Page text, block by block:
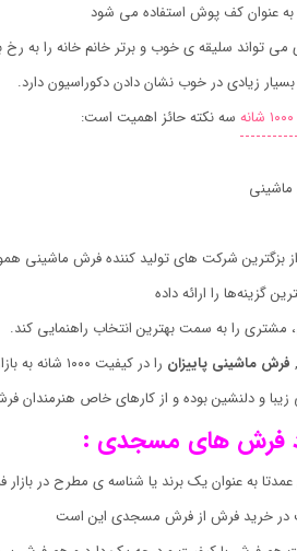
به عنوان کف پوش استفاده می شود
می تواند سلیقه ی خوب و برتر خانم خانه را به
زیادی در خوب نشان دادن دکوراسیون دارد.
سه نکته حائز اهمیت است:
شرکت های تولید کننده فرش ماشینی
گزینه‌ها را ارائه داده
مشتری را به سمت بهترین انتخاب راهنمایی کند.
فرش ماشینیپاییزان را در کیفیت ۱۰۰۰ شانه به بازار فرش ماشینی ارائه کرده است
و دلنشین بوده و از کارهای خاص هنرمندان
فرش های مسجدی :
به عنوان یک برند یا شناسه ی مطرح در بازار
در خرید فرش از فرش مسجدی این است